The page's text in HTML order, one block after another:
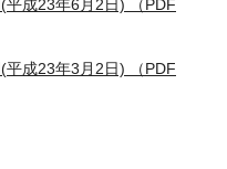
平成23年6月2日) （PDF
平成23年3月2日) （PDF